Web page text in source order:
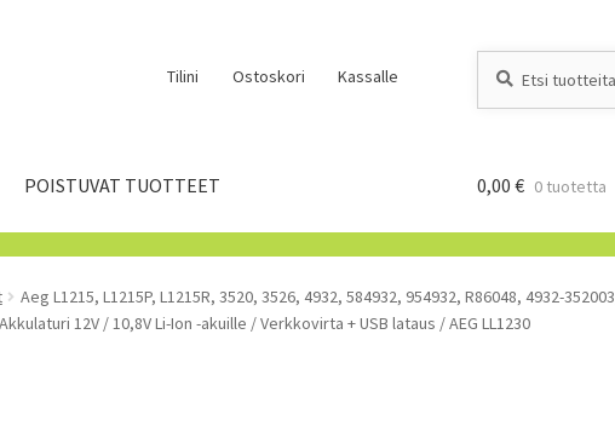
Tilini Ostoskori Kassalle
POISTUVAT TUOTTEET 0,00 € 0 tuotetta
Aeg L1215, L1215P, L1215R, 3520, 3526, 4932, 584932, 954932, R86048, 4932-
12V / 10,8V Li-Ion -akuille / Verkkovirta + USB lataus / AEG LL1230